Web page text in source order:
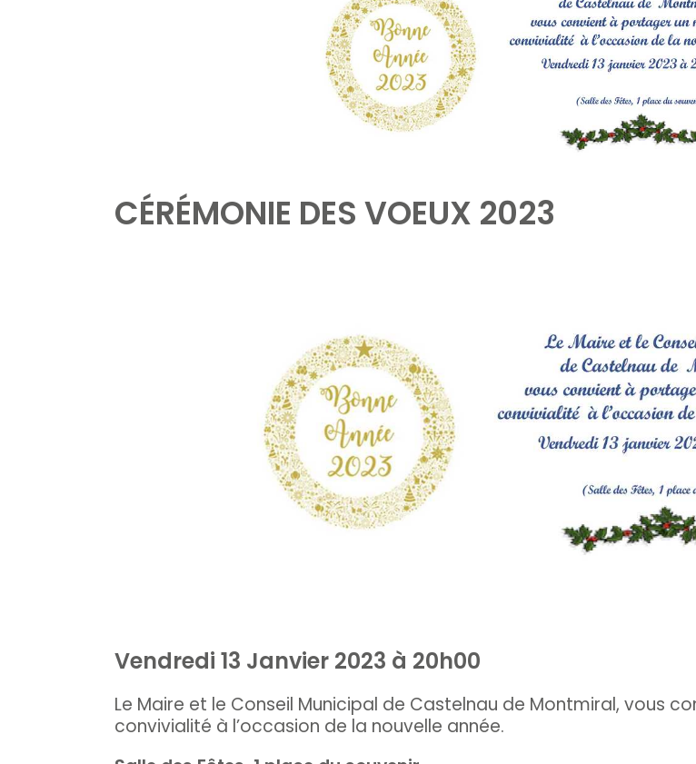
CÉRÉMONIE DES VOEUX 2023
Vendredi 13 Janvier 2023 à 20h00
Le Maire et le Conseil Municipal de Castelnau de Montmiral, vous
convivialité à l’occasion de la nouvelle année.